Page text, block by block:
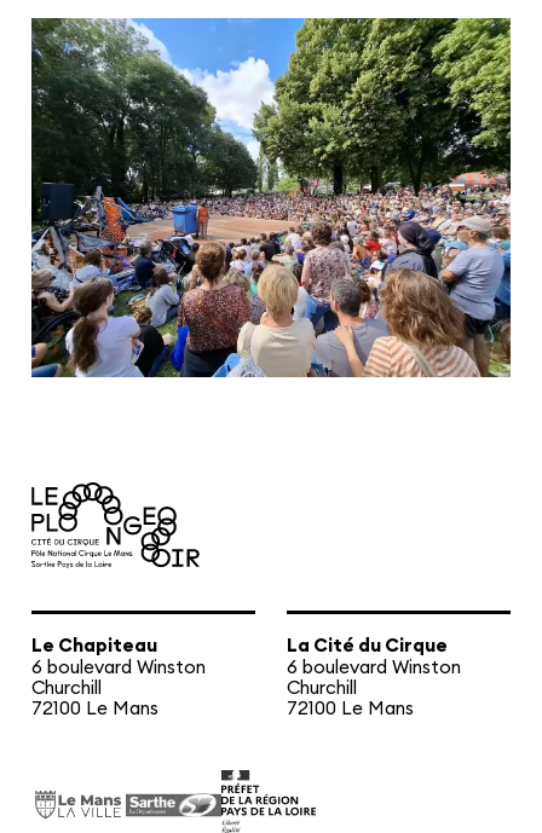
Le Chapiteau
6 boulevard Winston
Churchill
72100 Le Mans
La Cité du Cirque
6 boulevard Winston
Churchill
72100 Le Mans